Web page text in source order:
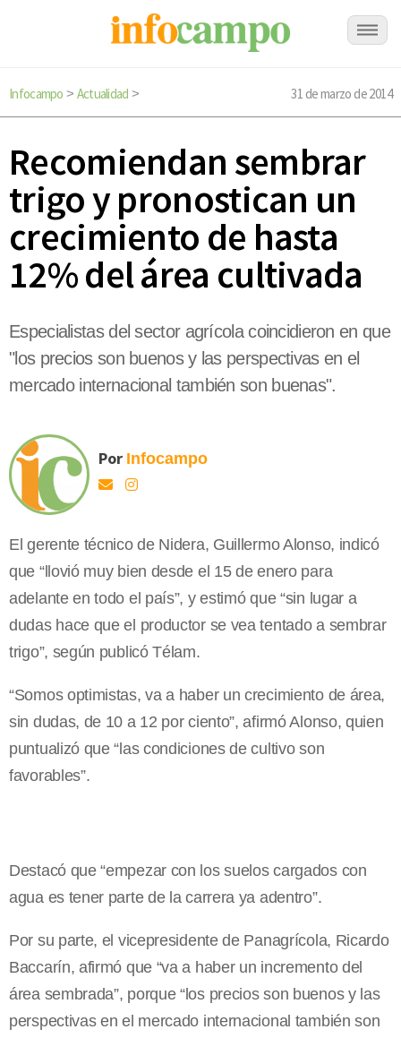
Infocampo > Actualidad > 31 de marzo de 2014
Recomiendan sembrar
trigo y pronostican un
crecimiento de hasta
12% del área cultivada
Especialistas del sector agrícola coincidieron en que
"los precios son buenos y las perspectivas en el
mercado internacional también son buenas".
Por Infocampo
El gerente técnico de Nidera, Guillermo Alonso, indicó
que “llovió muy bien desde el 15 de enero para
adelante en todo el país”, y estimó que “sin lugar a
dudas hace que el productor se vea tentado a sembrar
trigo”, según publicó Télam.
“Somos optimistas, va a haber un crecimiento de área,
sin dudas, de 10 a 12 por ciento”, afirmó Alonso, quien
puntualizó que “las condiciones de cultivo son
favorables”.
Destacó que “empezar con los suelos cargados con
agua es tener parte de la carrera ya adentro”.
Por su parte, el vicepresidente de Panagrícola, Ricardo
Baccarín, afirmó que “va a haber un incremento del
área sembrada”, porque “los precios son buenos y las
perspectivas en el mercado internacional también son